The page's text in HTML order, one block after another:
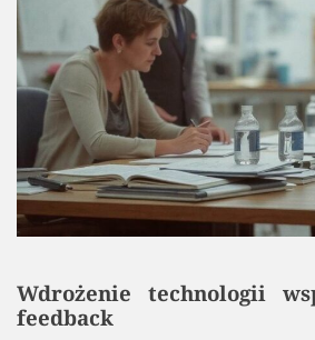
Wdrożenie technologii
feedback